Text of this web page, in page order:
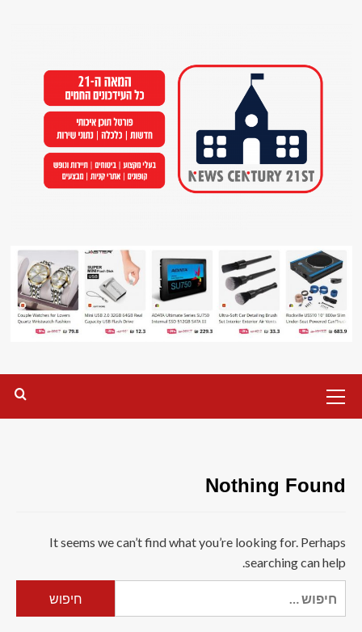
Menu
Nothing Found
It seems we can’t find what you’re looking for. Perhaps
searching can help.